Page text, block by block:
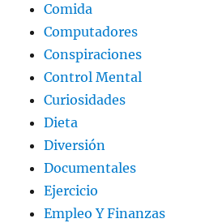
Comida
Computadores
Conspiraciones
Control Mental
Curiosidades
Dieta
Diversión
Documentales
Ejercicio
Empleo Y Finanzas